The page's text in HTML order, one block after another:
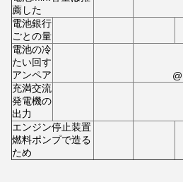
薦した
電池銀行
ごとの量
電池の冷
たい回す
アンペア
充満交流
発電機の
出力
エンジン停止装置
燃料ポンプで造る
ため